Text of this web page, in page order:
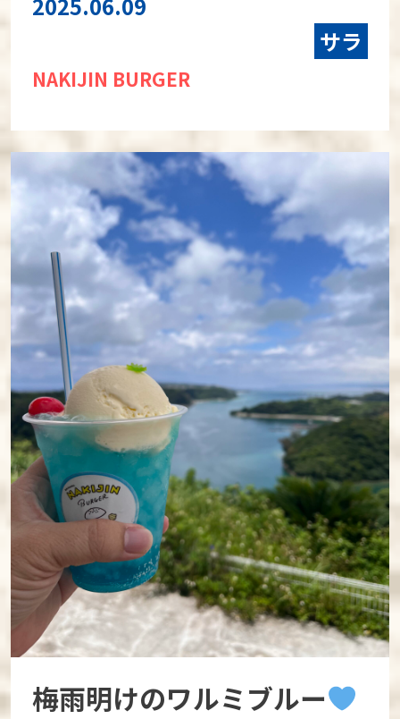
サラ
NAKIJIN BURGER
梅雨明けのワルミブルー